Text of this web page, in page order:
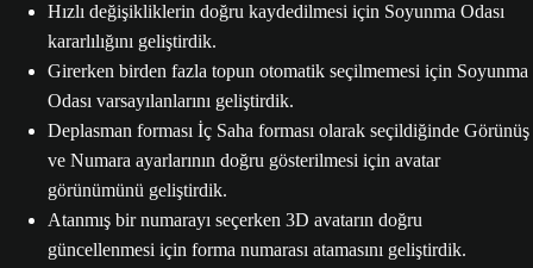
Hızlı değişikliklerin doğru kaydedilmesi için Soyunma Odası
kararlılığını geliştirdik.
Girerken birden fazla topun otomatik seçilmemesi için Soyunma
Odası varsayılanlarını geliştirdik.
Deplasman forması İç Saha forması olarak seçildiğinde Görünüş
ve Numara ayarlarının doğru gösterilmesi için avatar
görünümünü geliştirdik.
Atanmış bir numarayı seçerken 3D avatarın doğru
güncellenmesi için forma numarası atamasını geliştirdik.